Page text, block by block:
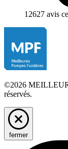
12627 avis
©2026
réservés.
fermer